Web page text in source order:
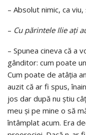
– Absolut nimic, ca
– Cu părintele Ilie aţi
– Spunea cineva că a
gânditor: cum poate
Cum poate de atâţia
auzit că ar fi spus,
jos dar după nu ştiu
meu şi pe mine o să
întâmplat acum. Era